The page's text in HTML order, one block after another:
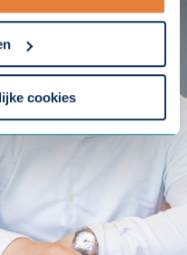
en onze
wijzigen, klikt u op
cookies